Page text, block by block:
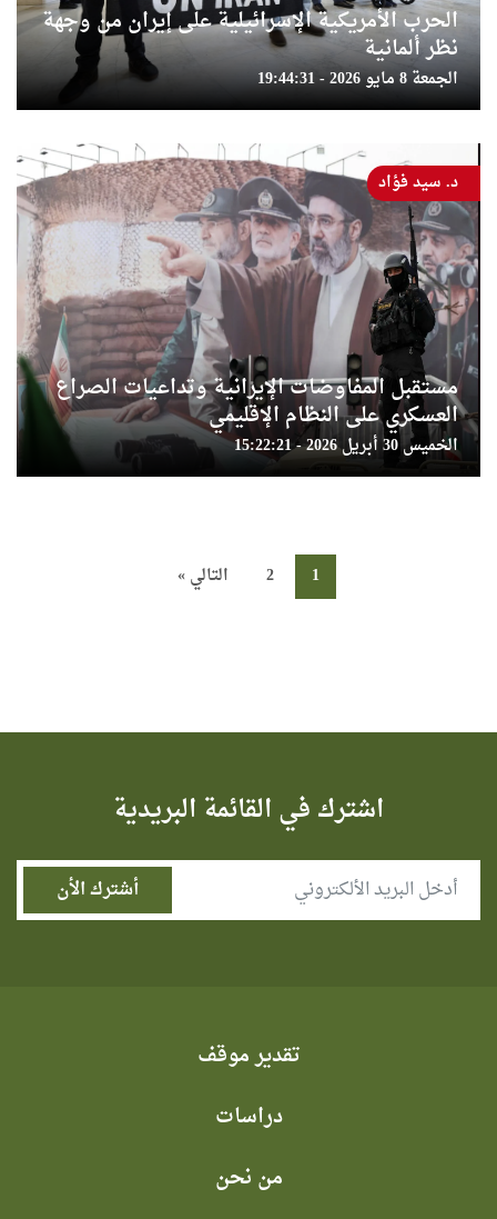
الحرب الأمريكية الإسرائيلية على إيران من وجهة
نظر ألمانية
الجمعة 8 مايو 2026 - 19:44:31
مستقبل المفاوضات الإيرانية وتداعيات الصراع
العسكري على النظام الإقليمي
الخميس 30 أبريل 2026 - 15:22:21
د. سيد فؤاد
1
2 التالي »
اشترك في القائمة البريدية
تقدير موقف
دراسات
من نحن